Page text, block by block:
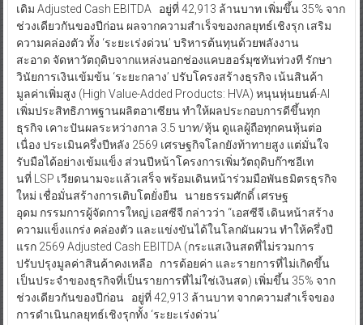
เดิม Adjusted Cash EBITDA อยู่ที่ 42,913 ล้านบาท เพิ่มขึ้น 35% จาก
ช่วงเดียวกันของปีก่อน ผลจากความสำเร็จของกลยุทธ์เชิงรุก เสริม
ความคล่องตัว ทั้ง ‘ระยะเร่งด่วน’ บริหารต้นทุนด้วยพลังงาน
สะอาด จัดหาวัตถุดิบจากแหล่งนอกช่องแคบฮอร์มุซทันท่วงที รักษา
วินัยการเงินเข้มข้น ‘ระยะกลาง’ ปรับโครงสร้างธุรกิจ เน้นสินค้า
มูลค่าเพิ่มสูง (High Value-Added Products: HVA) หนุนหุ่นยนต์-AI
เพิ่มประสิทธิภาพฐานผลิตอาเซียน ทำให้ผลประกอบการดีขึ้นทุก
ธุรกิจ เคาะปันผลระหว่างกาล 3.5 บาท/หุ้น ดูแลผู้ถือทุกคนหุ้นต่อ
เนื่อง ประเมินครึ่งปีหลัง 2569 เศรษฐกิจโลกยังท้าทายสูง แต่มั่นใจ
รับมือได้อย่างเข้มแข็ง ส่วนปีหน้าโครงการเพิ่มวัตถุดิบก๊าซอีเท
นที่ LSP เวียดนามจะแล้วเสร็จ พร้อมเดินหน้าร่วมมือพันธมิตรธุรกิจ
ใหม่ เชื่อมั่นสร้างการเติบโตยั่งยืน นายธรรมศักดิ์ เศรษฐ
อุดม กรรมการผู้จัดการใหญ่ เอสซีจี กล่าวว่า “เอสซีจี เดินหน้าสร้าง
ความแข็งแกร่ง คล่องตัว และแข่งขันได้ในโลกผันผวน ทำให้ครึ่งปี
แรก 2569 Adjusted Cash EBITDA (กระแสเงินสดที่ไม่รวมการ
ปรับปรุงมูลค่าสินค้าคงเหลือ การด้อยค่า และรายการที่ไม่เกิดขึ้น
เป็นประจำของธุรกิจที่เป็นรายการที่ไม่ใช่เงินสด) เพิ่มขึ้น 35% จาก
ช่วงเดียวกันของปีก่อน อยู่ที่ 42,913 ล้านบาท จากความสำเร็จของ
การดำเนินกลยุทธ์เชิงรุกทั้ง ‘ระยะเร่งด่วน’